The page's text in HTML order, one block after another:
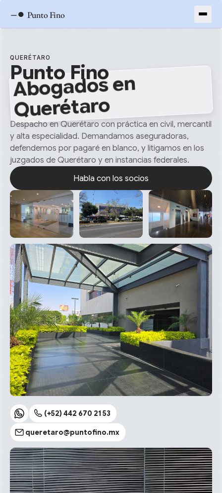
QUERÉTARO
Punto Fino
Abogados en
Querétaro
Despacho en Querétaro con práctica en civil, mercantil
y alta especialidad. Demandamos aseguradoras,
defendemos por pagaré en blanco, y litigamos en los
juzgados de Querétaro y en instancias federales.
Habla con los socios
Habla con los socios
(+52) 442 670 21 53
queretaro@puntofino.mx
–● Punto Fino